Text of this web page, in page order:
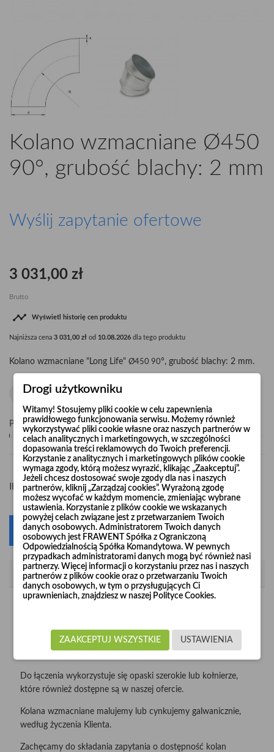
Kolano wzmacniane Ø450
90°, grubość blachy: 2 mm
Wyślij zapytanie ofertowe
3 031,00 zł
Brutto
 Wyświetl historię cen produktu
Najniższa cena 3 031,00 zł od 10.08.2026 dla tego produktu
Kolano wzmacniane "Long Life" Ø450 90°, grubość blachy: 2 mm.
Pośpiesz się! Tylko 3sztuk w magazynie
Ilość - +
Dodaj do koszyka 0
Opis
Ø120 do Ø1000.
Do łączenia wykorzystuje się opaski szerokie lub kołnierze,
które również dostępne są w naszej ofercie.
Kolana wzmacniane malujemy lub cynkujemy galwanicznie,
według życzenia Klienta.
Zachęcamy do składania zapytania o dostępność kolan
Drogi użytkowniku
Witamy! Stosujemy pliki cookie w celu zapewnienia
prawidłowego funkcjonowania serwisu. Możemy również
wykorzystywać pliki cookie własne oraz naszych partnerów w
celach analitycznych i marketingowych, w szczególności
dopasowania treści reklamowych do Twoich preferencji.
Korzystanie z analitycznych i marketingowych plików cookie
wymaga zgody, którą możesz wyrazić, klikając „Zaakceptuj”.
Jeżeli chcesz dostosować swoje zgody dla nas i naszych
partnerów, kliknij „Zarządzaj cookies”. Wyrażoną zgodę
możesz wycofać w każdym momencie, zmieniając wybrane
ustawienia. Korzystanie z plików cookie we wskazanych
powyżej celach związane jest z przetwarzaniem Twoich
danych osobowych. Administratorem Twoich danych
osobowych jest FRAWENT Spółka z Ograniczoną
Odpowiedzialnością Spółka Komandytowa. W pewnych
przypadkach administratorami danych mogą być również nasi
partnerzy. Więcej informacji o korzystaniu przez nas i naszych
partnerów z plików cookie oraz o przetwarzaniu Twoich
danych osobowych, w tym o przysługujących Ci
uprawnieniach, znajdziesz w naszej Polityce Cookies.
USTAWIENIA
ZAAKCEPTUJ WSZYSTKIE